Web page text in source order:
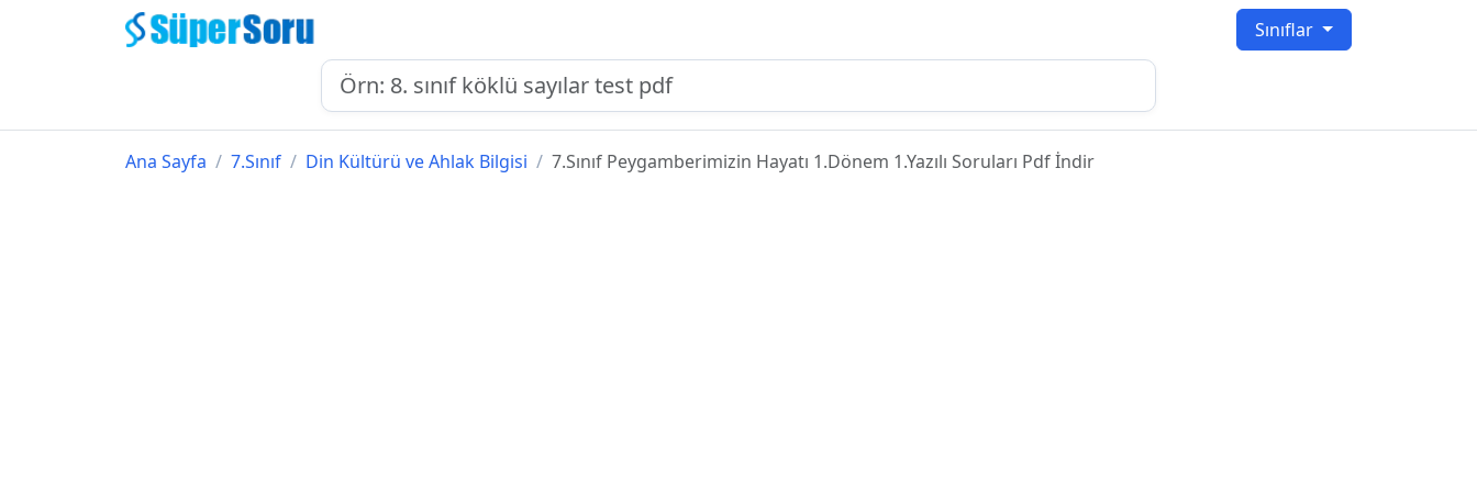
Sınıflar
Ana Sayfa 7.Sınıf Din Kültürü ve Ahlak Bilgisi 7.Sınıf Peygamberimizin Hayatı 1.Dönem 1.Yazılı Soruları Pdf İndir